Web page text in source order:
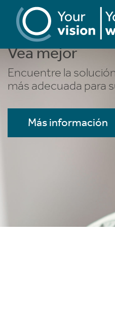
Vea mejor
Encuentre la
más adecuada para
Más información
Vea mejor
Encuentre la
más adecuada para
Más información